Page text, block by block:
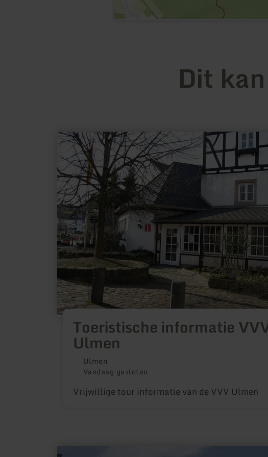
Dit
Toeristische informatie
Ulmen
Ulmen
Vandaag gesloten
Vrijwillige tour informatie van de VVV Ulmen
meer
informatie
Toeristische
informatie
VVV
Ulmen